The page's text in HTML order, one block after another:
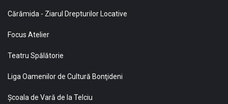
Cărămida - Ziarul Drepturilor Locative
Focus Atelier
Teatru Spălătorie
Liga Oamenilor de Cultură Bonţideni
Şcoala de Vară de la Telciu